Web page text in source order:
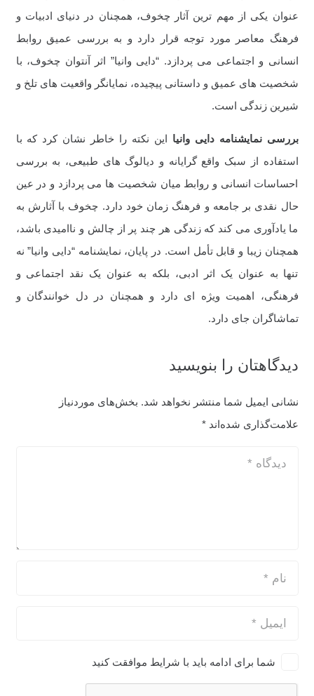
عنوان یکی از مهم ترین آثار چخوف، همچنان در دنیای ادبیات و
فرهنگ معاصر مورد توجه قرار دارد و به بررسی عمیق روابط
انسانی و اجتماعی می پردازد. “دایی وانیا” اثر آنتوان چخوف، با
شخصیت های عمیق و داستانی پیچیده، نمایانگر واقعیت های تلخ و
شیرین زندگی است.
بررسی نمایشنامه دایی وانیا این نکته را خاطر نشان کرد که با
استفاده از سبک واقع گرایانه و دیالوگ های طبیعی، به بررسی
احساسات انسانی و روابط میان شخصیت ها می پردازد و در عین
حال نقدی بر جامعه و فرهنگ زمان خود دارد. چخوف با آثارش به
ما یادآوری می کند که زندگی هر چند پر از چالش و ناامیدی باشد،
همچنان زیبا و قابل تأمل است. در پایان، نمایشنامه “دایی وانیا” نه
تنها به عنوان یک اثر ادبی، بلکه به عنوان یک نقد اجتماعی و
فرهنگی، اهمیت ویژه ای دارد و همچنان در دل خوانندگان و
تماشاگران جای دارد.
دیدگاهتان را بنویسید
نشانی ایمیل شما منتشر نخواهد شد. بخش‌های موردنیاز
علامت‌گذاری شده‌اند*
شما برای ادامه باید با شرایط موافقت کنید